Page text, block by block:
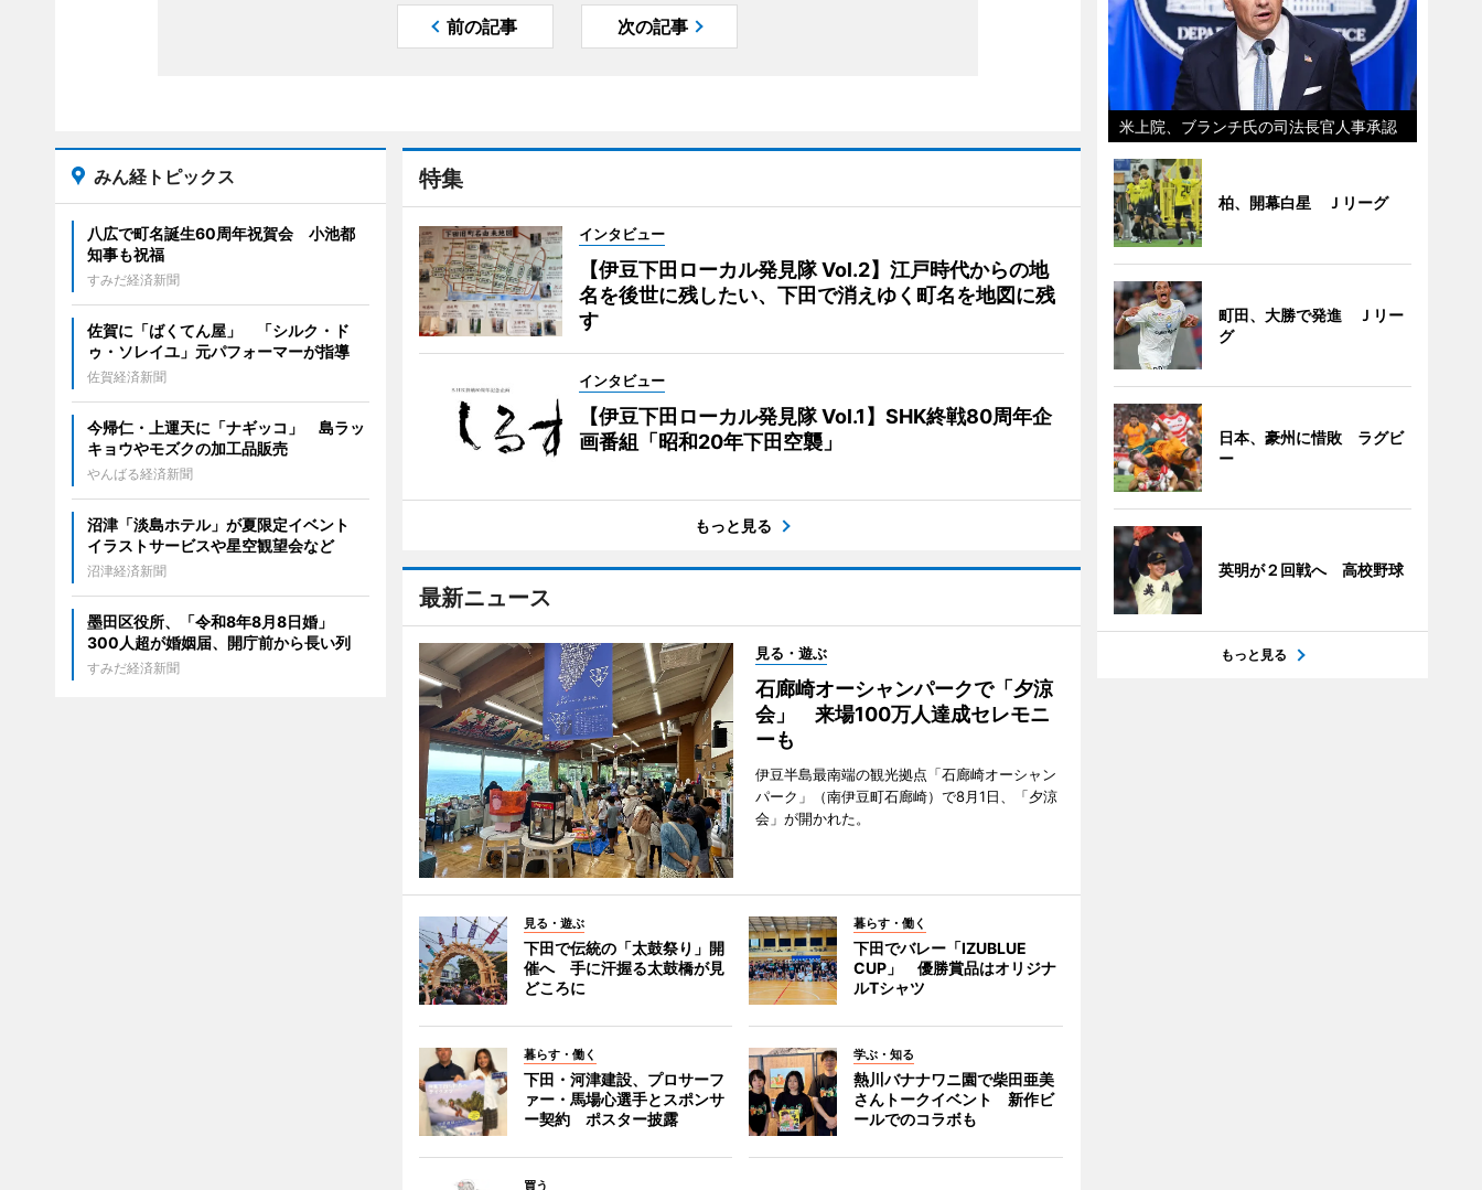
前の記事 次の記事
特集
インタビュー
【伊豆下田ローカル発見隊 Vol.2】江戸時代からの地
名を後世に残したい、下田で消えゆく町名を地図に残
す
インタビュー
【伊豆下田ローカル発見隊 Vol.1】SHK終戦80周年企
画番組「昭和20年下田空襲」
もっと見る
最新ニュース
見る・遊ぶ
石廊崎オーシャンパークで「夕涼
会」 来場100万人達成セレモニ
ーも
伊豆半島最南端の観光拠点「石廊崎オーシャン
パーク」（南伊豆町石廊崎）で8月1日、「夕涼
会」が開かれた。
見る・遊ぶ
下田で伝統の「太鼓祭り」開
催へ 手に汗握る太鼓橋が見
どころに
暮らす・働く
下田でバレー「IZUBLUE
CUP」 優勝賞品はオリジナ
ルTシャツ
暮らす・働く
下田・河津建設、プロサーフ
ァー・馬場心選手とスポンサ
ー契約 ポスター披露
学ぶ・知る
熱川バナナワニ園で柴田亜美
さんトークイベント 新作ビ
ールでのコラボも
買う
みん経トピックス
八広で町名誕生60周年祝賀会 小池都
知事も祝福
すみだ経済新聞
佐賀に「ばくてん屋」 「シルク・ド
ゥ・ソレイユ」元パフォーマーが指導
佐賀経済新聞
今帰仁・上運天に「ナギッコ」 島ラッ
キョウやモズクの加工品販売
やんばる経済新聞
沼津「淡島ホテル」が夏限定イベント
イラストサービスや星空観望会など
沼津経済新聞
墨田区役所、「令和8年8月8日婚」
300人超が婚姻届、開庁前から長い列
すみだ経済新聞
米上院、ブランチ氏の司法長官人事承認
柏、開幕白星 Ｊリーグ
町田、大勝で発進 Ｊリー
グ
日本、豪州に惜敗 ラグビ
ー
英明が２回戦へ 高校野球
もっと見る